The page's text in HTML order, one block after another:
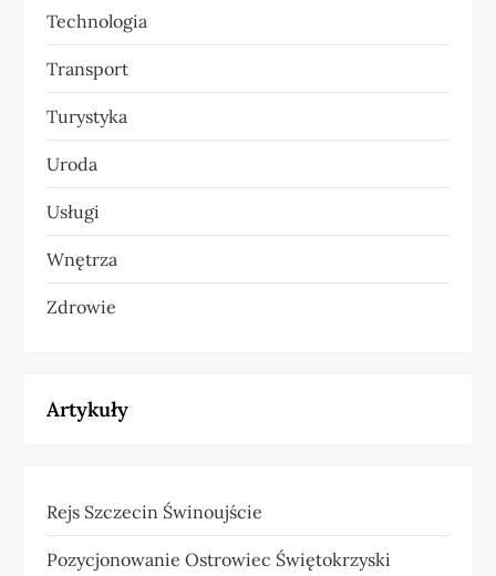
Technologia
Transport
Turystyka
Uroda
Usługi
Wnętrza
Zdrowie
Artykuły
Rejs Szczecin Świnoujście
Pozycjonowanie Ostrowiec Świętokrzyski